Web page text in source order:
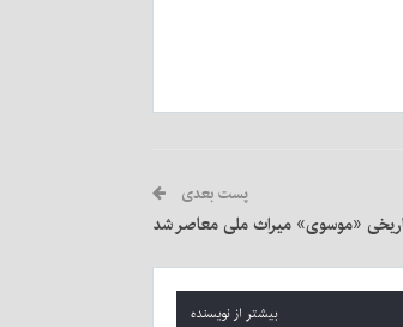
پست بعدی
«موسوی» میراث ملی معاصر شد
بیشتر از نویسنده